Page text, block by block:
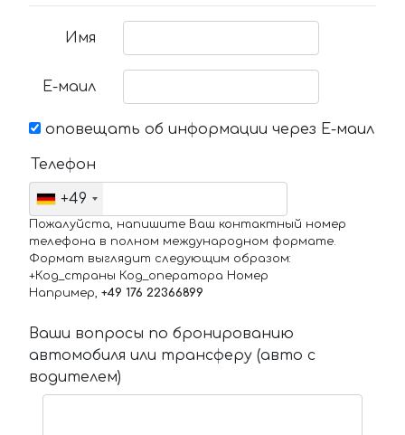
Имя
Е-маил
оповещать об информации через Е-маил
Телефон
+49
Пожалуйста, напишите Ваш контактный номер
телефона в полном международном формате.
Формат выглядит следующим образом:
+Код_страны Код_оператора Номер
Например, +49 176 22366899
Ваши вопросы по бронированию
автомобиля или трансферу (авто с
водителем)